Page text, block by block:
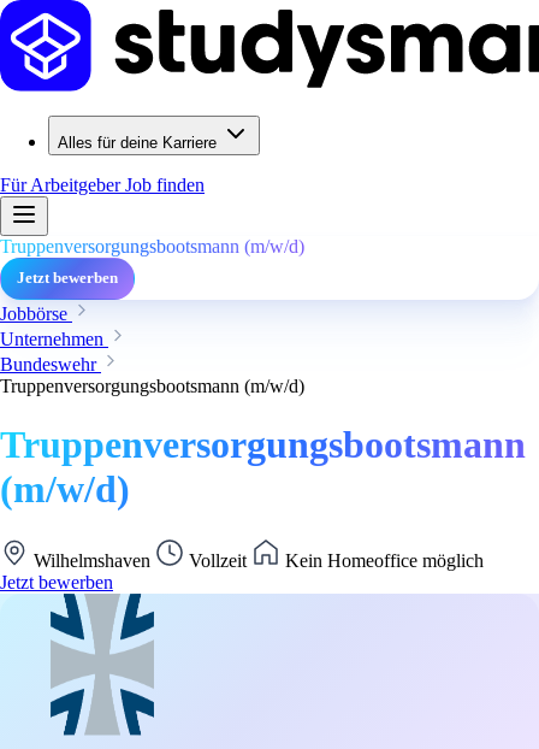
Alles für deine Karriere
Für ArbeitgeberJob finden
Truppenversorgungsbootsmann (m/w/d)
Jetzt bewerben
Jobbörse
Unternehmen
Bundeswehr
Truppenversorgungsbootsmann (m/w/d)
Truppenversorgungsbootsmann
(m/w/d)
Wilhelmshaven Vollzeit
Kein Homeoffice möglich
Jetzt bewerben